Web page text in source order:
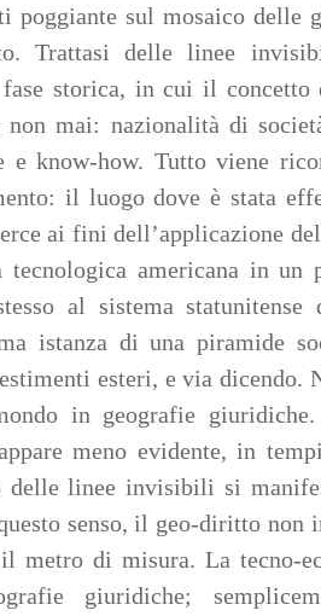
poggiante sul mosaico delle
Trattasi delle linee
storica, in cui il concetto
non mai: nazionalità di
e know-how. Tutto viene
il luogo dove è stata
ai fini dell’applicazione
tecnologica americana in
al sistema
istanza di una piramide
esteri, e via dicendo.
in geografie
meno evidente, in
delle linee invisibili si
senso, il geo-diritto non
metro di misura. La tecno-
giuridiche;